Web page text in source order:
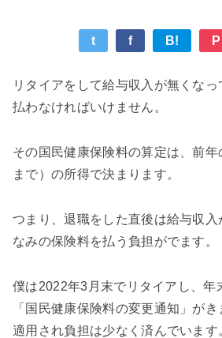
t f B! P
リタイアをして給与収入が無くな
払わなければいけません。
その国民健康保険料の算定は、前年
まで）の所得で決まります。
つまり、退職をした直後は給与収
なみの保険料を払う負担がでます。
僕は2022年3月末でリタイアし、年
「国民健康保険料の変更通知」が
適用され負担は少なく済んでいます